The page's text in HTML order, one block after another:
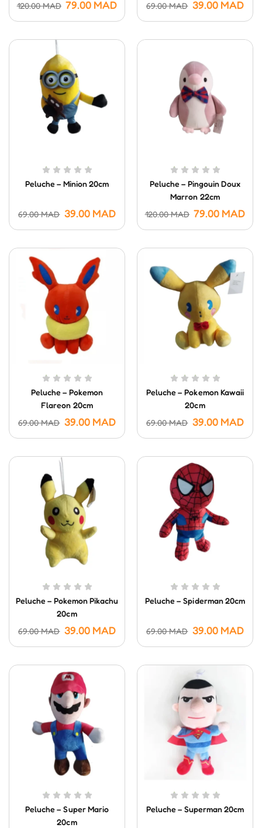
120.00MAD 79.00 MAD 69.00MAD 39.00 MAD
Peluche – Minion 20cm
69.00MAD 39.00 MAD
Peluche – Pingouin Doux
Marron 22cm
120.00MAD 79.00 MAD
Peluche – Pokemon
Flareon 20cm
69.00MAD 39.00 MAD
Peluche – Pokemon Kawaii
20cm
69.00MAD 39.00 MAD
Peluche – Pokemon Pikachu
20cm
69.00MAD 39.00 MAD
Peluche – Spiderman 20cm
69.00MAD 39.00 MAD
Peluche – Super Mario
20cm
Peluche – Superman 20cm